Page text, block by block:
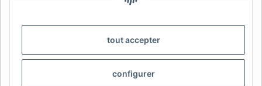
tout accepter
configurer
BE (NL) BE (FR)
FR IT ES DK PL
USA